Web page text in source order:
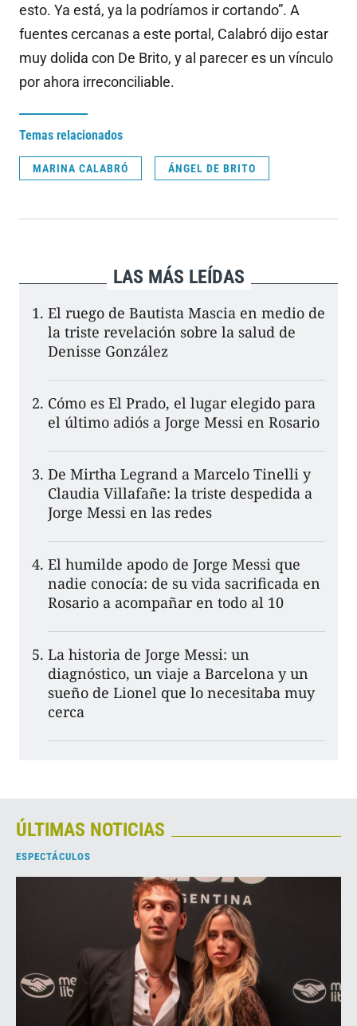
esto. Ya está, ya la podríamos ir cortando”. A
fuentes cercanas a este portal, Calabró dijo estar
muy dolida con De Brito, y al parecer es un vínculo
por ahora irreconciliable.
Temas relacionados
MARINA CALABRÓ ÁNGEL DE BRITO
LAS MÁS LEÍDAS
El ruego de Bautista Mascia en medio de
la triste revelación sobre la salud de
Denisse González
Cómo es El Prado, el lugar elegido para
el último adiós a Jorge Messi en Rosario
De Mirtha Legrand a Marcelo Tinelli y
Claudia Villafañe: la triste despedida a
Jorge Messi en las redes
El humilde apodo de Jorge Messi que
nadie conocía: de su vida sacrificada en
Rosario a acompañar en todo al 10
La historia de Jorge Messi: un
diagnóstico, un viaje a Barcelona y un
sueño de Lionel que lo necesitaba muy
cerca
ÚLTIMAS NOTICIAS
ESPECTÁCULOS